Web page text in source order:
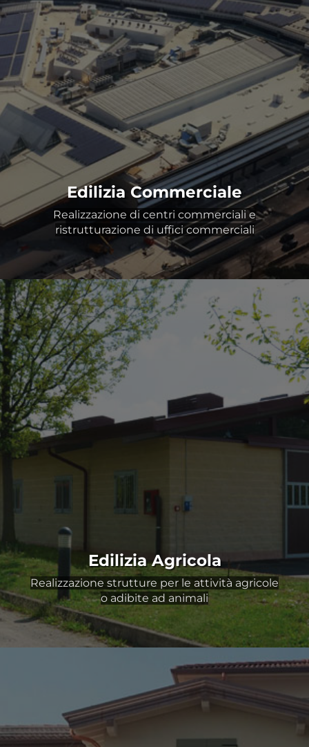
Edilizia Commerciale
Realizzazione di centri commerciali e
ristrutturazione di uffici commerciali
Edilizia Agricola
Realizzazione strutture per le attività agricole
o adibite ad animali